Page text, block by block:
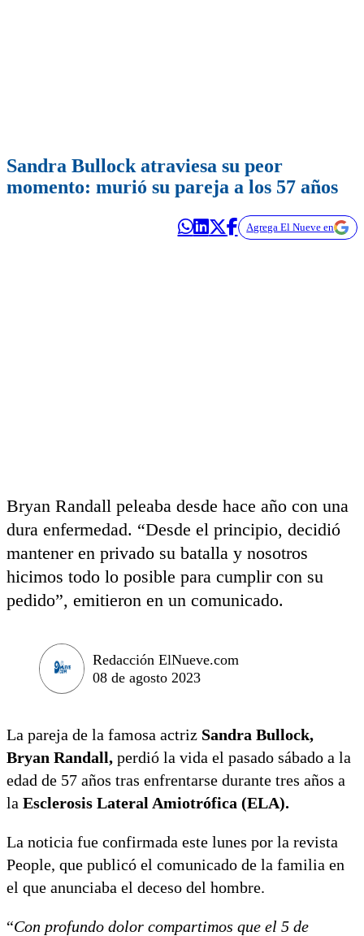
Sandra Bullock atraviesa su peor
momento: murió su pareja a los 57 años
Agrega El Nueve en
Bryan Randall peleaba desde hace año con una
dura enfermedad. “Desde el principio, decidió
mantener en privado su batalla y nosotros
hicimos todo lo posible para cumplir con su
pedido”, emitieron en un comunicado.
Redacción ElNueve.com
08 de agosto 2023
La pareja de la famosa actriz Sandra Bullock,
Bryan Randall, perdió la vida el pasado sábado a la
edad de 57 años tras enfrentarse durante tres años a
la Esclerosis Lateral Amiotrófica (ELA).
La noticia fue confirmada este lunes por la revista
People, que publicó el comunicado de la familia en
el que anunciaba el deceso del hombre.
“Con profundo dolor compartimos que el 5 de